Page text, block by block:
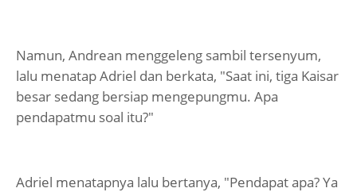
Namun, Andrean menggeleng sambil tersenyum,
lalu menatap Adriel dan berkata, "Saat ini, tiga Kaisar
besar sedang bersiap mengepungmu. Apa
pendapatmu soal itu?"
Adriel menatapnya lalu bertanya, "Pendapat apa? Ya